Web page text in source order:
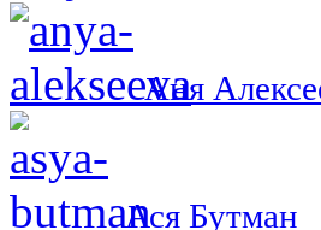
Аня
Ася Бутман